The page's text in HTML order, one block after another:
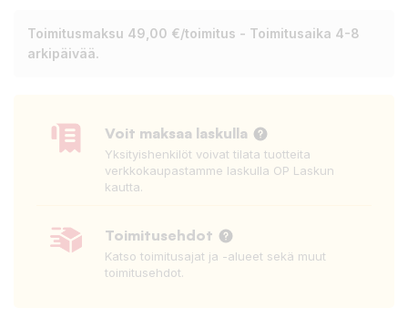
Toimitusmaksu 49,00 €/toimitus - Toimitusaika 4-8
arkipäivää.
Voit maksaa laskulla
Yksityishenkilöt voivat tilata tuotteita
verkkokaupastamme laskulla OP Laskun
kautta.
Toimitusehdot
Katso toimitusajat ja -alueet sekä muut
toimitusehdot.